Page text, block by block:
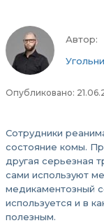
Автор:
Опубликовано:
Сотрудники
состояние комы.
другая серьезная
сами используют
медикаментозный
используется и в
полезным.